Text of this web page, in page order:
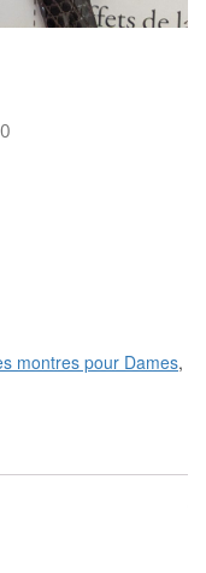
montres pour Dames,